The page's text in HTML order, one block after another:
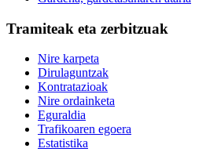
Tramiteak eta zerbitzuak
Nire karpeta
Dirulaguntzak
Kontratazioak
Nire ordainketa
Eguraldia
Trafikoaren egoera
Estatistika